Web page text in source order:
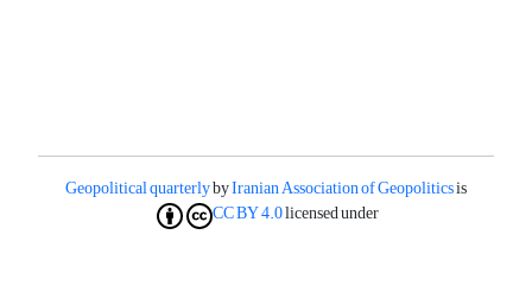
Geopolitical quarterlybyIranian Association of Geopoliticsis
licensed under
CC BY 4.0